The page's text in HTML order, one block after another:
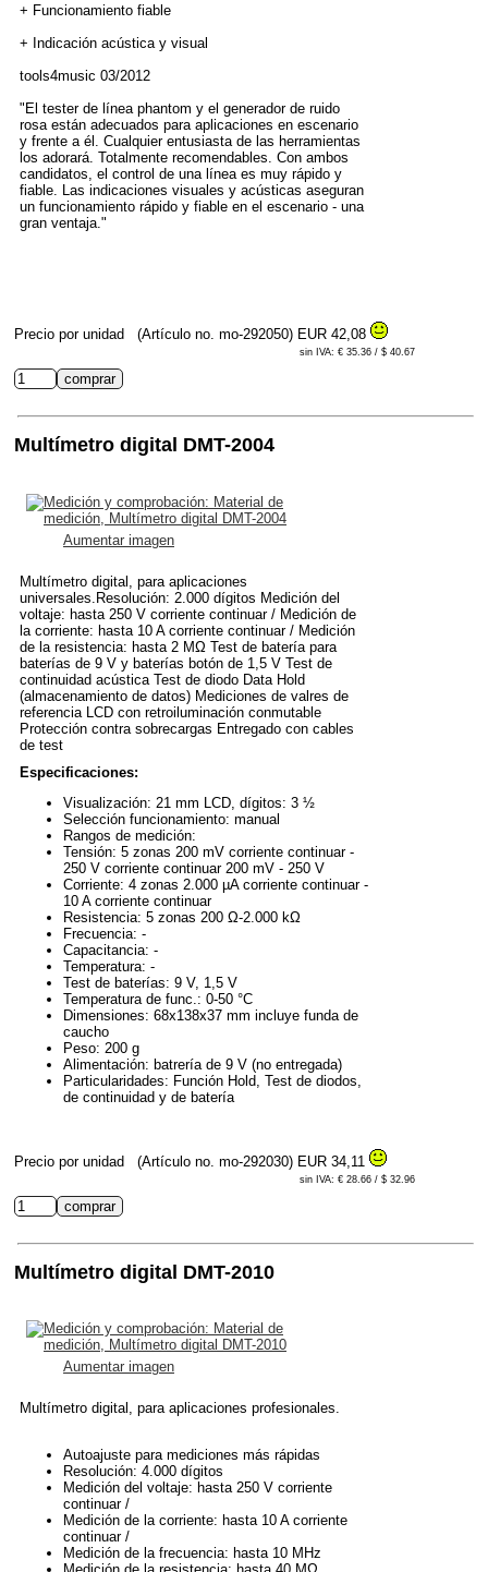
+ Funcionamiento fiable
+ Indicación acústica y visual
tools4music 03/2012
"El tester de línea phantom y el generador de ruido
rosa están adecuados para aplicaciones en escenario
y frente a él. Cualquier entusiasta de las herramientas
los adorará. Totalmente recomendables. Con ambos
candidatos, el control de una línea es muy rápido y
fiable. Las indicaciones visuales y acústicas aseguran
un funcionamiento rápido y fiable en el escenario - una
gran ventaja."
Precio por unidad (Artículo no. mo-292050) EUR 42,08
sin IVA: € 35.36 / $ 40.67
Multímetro digital DMT-2004
Aumentar imagen
Multímetro digital, para aplicaciones
universales.Resolución: 2.000 dígitos Medición del
voltaje: hasta 250 V corriente continuar / Medición de
la corriente: hasta 10 A corriente continuar / Medición
de la resistencia: hasta 2 MΩ Test de batería para
baterías de 9 V y baterías botón de 1,5 V Test de
continuidad acústica Test de diodo Data Hold
(almacenamiento de datos) Mediciones de valres de
referencia LCD con retroiluminación conmutable
Protección contra sobrecargas Entregado con cables
de test
Especificaciones:
Visualización: 21 mm LCD, dígitos: 3 ½
Selección funcionamiento: manual
Rangos de medición:
Tensión: 5 zonas 200 mV corriente continuar -
250 V corriente continuar 200 mV - 250 V
Corriente: 4 zonas 2.000 µA corriente continuar -
10 A corriente continuar
Resistencia: 5 zonas 200 Ω-2.000 kΩ
Frecuencia: -
Capacitancia: -
Temperatura: -
Test de baterías: 9 V, 1,5 V
Temperatura de func.: 0-50 °C
Dimensiones: 68x138x37 mm incluye funda de
caucho
Peso: 200 g
Alimentación: batrería de 9 V (no entregada)
Particularidades: Función Hold, Test de diodos,
de continuidad y de batería
Precio por unidad (Artículo no. mo-292030) EUR 34,11
sin IVA: € 28.66 / $ 32.96
Multímetro digital DMT-2010
Aumentar imagen
Multímetro digital, para aplicaciones profesionales.
Autoajuste para mediciones más rápidas
Resolución: 4.000 dígitos
Medición del voltaje: hasta 250 V corriente
continuar /
Medición de la corriente: hasta 10 A corriente
continuar /
Medición de la frecuencia: hasta 10 MHz